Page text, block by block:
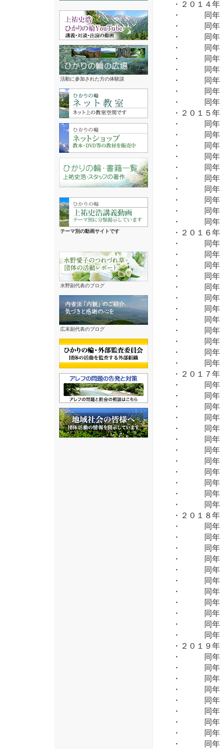
・２０１
・ 同年
・ 同年
・ 同年
・ 同年
・ 同年
・ 同年
・ 同年
・ 同年
・ 同年
・２０１
・ 同年
・ 同年
・ 同年
・ 同年
・ 同年
・ 同年
・ 同年
・ 同年
・ 同年
・ 同年
・２０１
・ 同年
・ 同年
・ 同年
・ 同年
・ 同年
・ 同年
・ 同年
・ 同年
・ 同年
・ 同年
・ 同年
・ 同年
・２０１
・ 同年
・ 同年
・ 同年
・ 同年
・ 同年
・ 同年
・ 同年
・ 同年
・ 同年
・ 同年
・ 同年
・ 同年
・２０１
・ 同年
・ 同年
・ 同年
・ 同年
・ 同年
・ 同年
・ 同年
・ 同年
・ 同年
・ 同年
・ 同年
・２０１
・ 同年
・ 同年
・ 同年
・ 同年
・ 同年
・ 同年
・ 同年
・ 同年
・ 同年
活動に参加された方の体験談
テーマ別の動画サイトです
水野副代表のブログ
広末副代表のブログ